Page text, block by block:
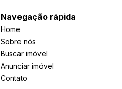
Navegação rápida
Home
Sobre nós
Buscar imóvel
Anunciar imóvel
Contato